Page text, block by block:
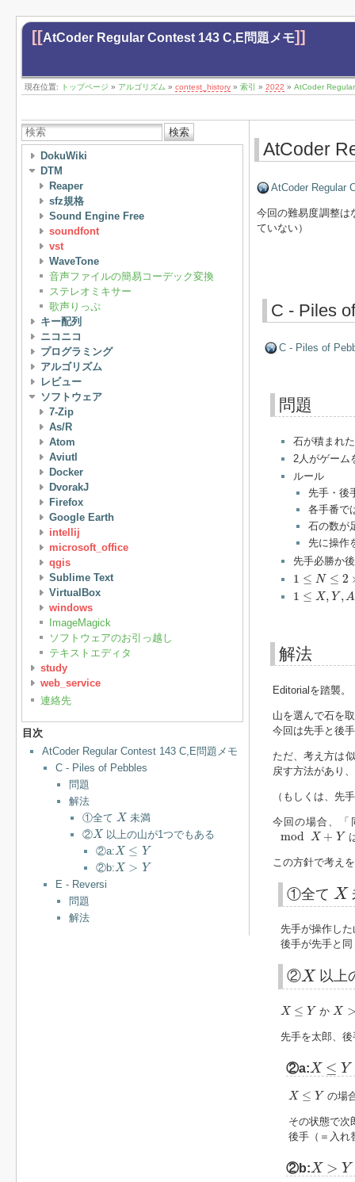
[[AtCoder Regular Contest 143 C,E問題メモ]]
現在位置: トップページ » アルゴリズム » contest_history » 索引 » 2022 » AtCoder
検索
DokuWiki
DTM
Reaper
sfz規格
Sound Engine Free
soundfont
vst
WaveTone
音声ファイルの簡易コーデック変換
ステレオミキサー
歌声りっぷ
キー配列
ニコニコ
プログラミング
アルゴリズム
レビュー
ソフトウェア
7-Zip
As/R
Atom
Aviutl
Docker
DvorakJ
Firefox
Google Earth
intellij
microsoft_office
qgis
Sublime Text
VirtualBox
windows
ImageMagick
ソフトウェアのお引っ越し
テキストエディタ
study
web_service
連絡先
目次
AtCoder Regular Contest 143 C,E問題メモ
C - Piles of Pebbles
問題
解法
①全て X
X 未満
②X
X
以上の山が1つでもある
②a: X ≤ Y
X≤ Y
②b: X > Y
X>Y
E - Reversi
問題
解法
AtCoder
AtCoder Regular
今回の難易度調整は
ていない）
C - Piles
C - Piles of
問題
石が積まれ
2人がゲーム
ルール
先手・後
各手番で
石の数が
先に操作
先手必勝か
1 ≤ N ≤ 2
≤2 105
1 ≤ X, Y ,A
1 X Y, Ai≤ 10
解法
Editorialを踏襲。
山を選んで石を
今回は先手と後
ただ、考え方は
戻す方法があり
（もしくは、先
今回の場合、「
mod X + Y
mod X +Y
この方針で考え
①全て X
X
先手が操作し
後手が先手と
②X
X 以上
X ≤ Y
X≤ Y か X
X>
先手を太郎、
②a:X ≤ Y
X≤ Y
X ≤ Y
X≤ Y の場
その状態で
後手（＝入れ
②b:X > Y
X>Y